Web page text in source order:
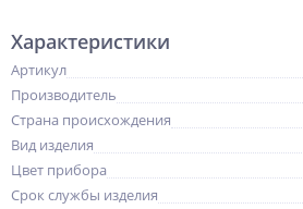
Характеристики
Артикул
Производитель
Страна происхождения
Вид изделия
Цвет прибора
Срок службы изделия